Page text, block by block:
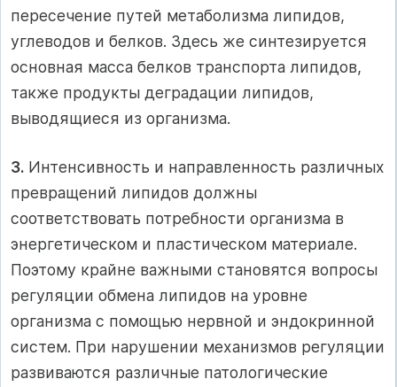
пересечение путей метаболизма липидов,
углеводов и белков. Здесь же синтезируется
основная масса белков транспорта липидов,
также продукты деградации липидов,
выводящиеся из организма.
3. Интенсивность и направленность различных
превращений липидов должны
соответствовать потребности организма в
энергетическом и пластическом материале.
Поэтому крайне важными становятся вопросы
регуляции обмена липидов на уровне
организма с помощью нервной и эндокринной
систем. При нарушении механизмов регуляции
развиваются различные патологические